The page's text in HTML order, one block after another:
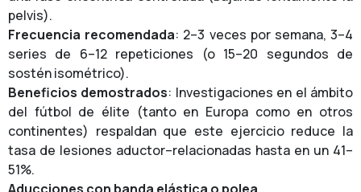
pelvis).
Frecuencia recomendada: 2–3 veces por semana, 3–4
series de 6–12 repeticiones (o 15–20 segundos de
sostén isométrico).
Beneficios demostrados: Investigaciones en el ámbito
del fútbol de élite (tanto en Europa como en otros
continentes) respaldan que este ejercicio reduce la
tasa de lesiones aductor–relacionadas hasta en un 41–
51%.